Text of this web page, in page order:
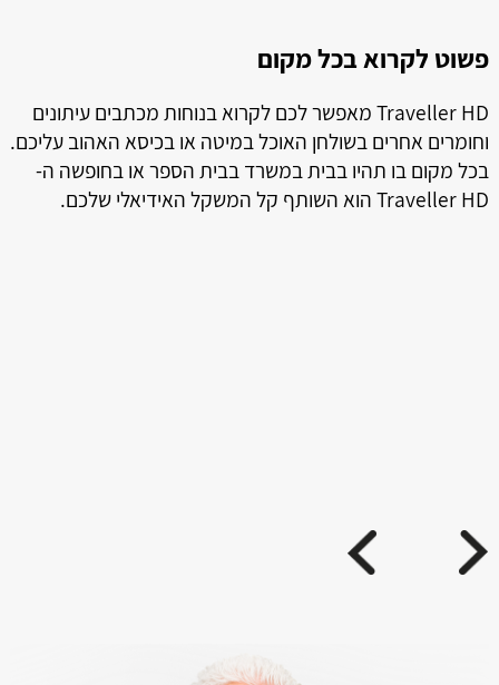
פשוט לקרוא בכל מקום
Traveller HD מאפשר לכם לקרוא בנוחות מכתבים עיתונים
וחומרים אחרים בשולחן האוכל במיטה או בכיסא האהוב עליכם.
בכל מקום בו תהיו בבית במשרד בבית הספר או בחופשה ה-
Traveller HD הוא השותף קל המשקל האידיאלי שלכם.